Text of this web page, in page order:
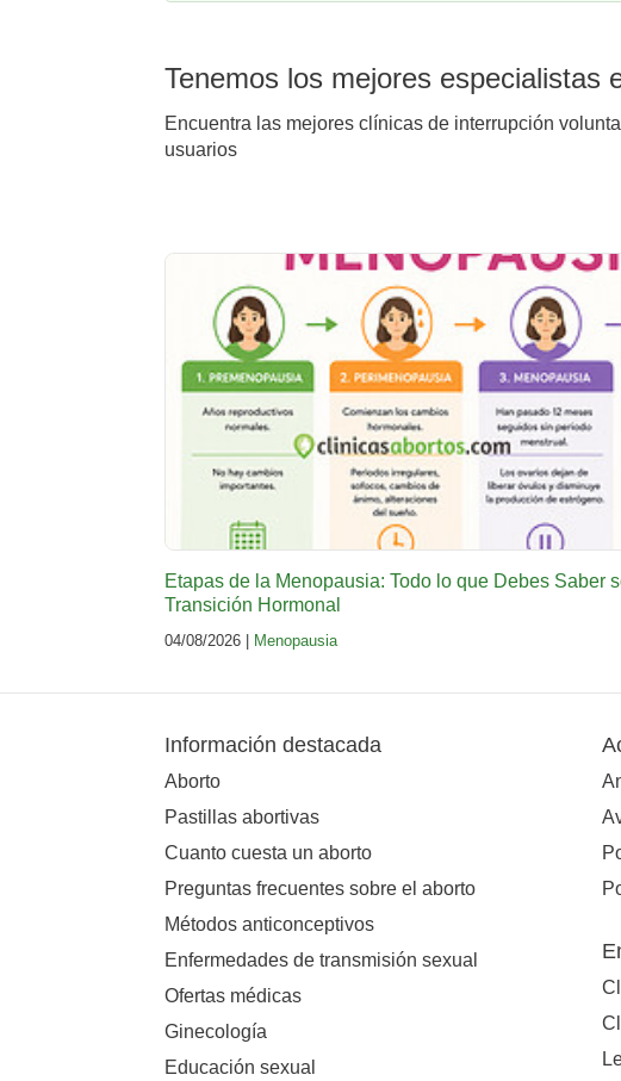
Tenemos los mejores especialistas
Encuentra las mejores clínicas de interrupción
usuarios
Etapas de la Menopausia: Todo lo que Debes Saber
Transición Hormonal
04/08/2026 | Menopausia
Información destacada
Aborto
Pastillas abortivas
Cuanto cuesta un aborto
Preguntas frecuentes sobre el aborto
Métodos anticonceptivos
Enfermedades de transmisión sexual
Ofertas médicas
Ginecología
Educación sexual